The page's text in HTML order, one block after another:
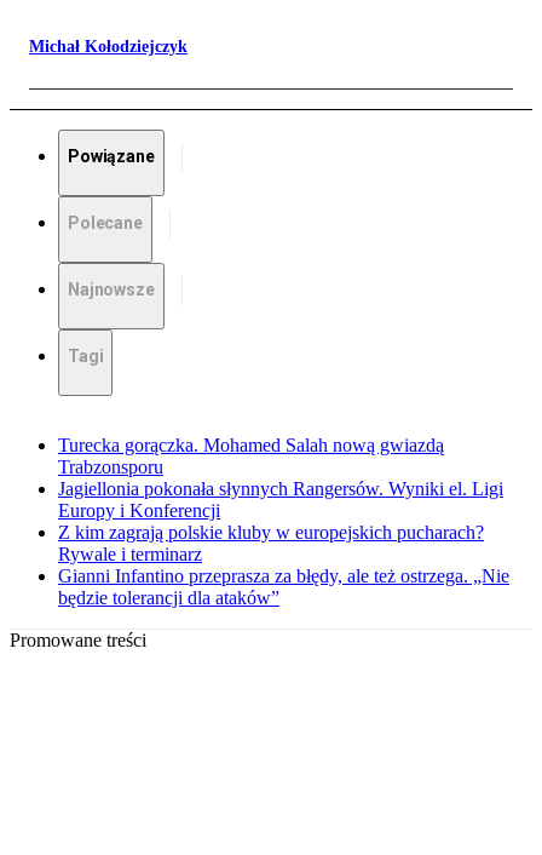
Michał Kołodziejczyk
Powiązane
Polecane
Najnowsze
Tagi
Turecka gorączka. Mohamed Salah nową gwiazdą
Trabzonsporu
Jagiellonia pokonała słynnych Rangersów. Wyniki el. Ligi
Europy i Konferencji
Z kim zagrają polskie kluby w europejskich pucharach?
Rywale i terminarz
Gianni Infantino przeprasza za błędy, ale też ostrzega. „Nie
będzie tolerancji dla ataków”
Promowane treści